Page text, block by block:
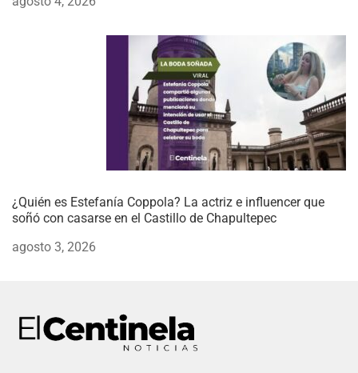
¿Quién es Estefanía Coppola? La actriz e influencer que
soñó con casarse en el Castillo de Chapultepec
agosto 3, 2026